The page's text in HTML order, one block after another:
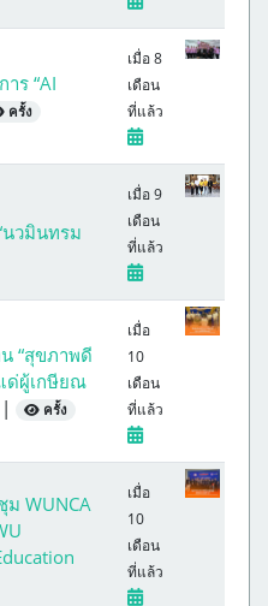
ร “AI
ครั้ง
เมื่อ 8
เดือน
ที่แล้ว
วมินทรม
เมื่อ 9
เดือน
ที่แล้ว
“สุขภาพดี
ด่ผู้เกษียณ
| ครั้ง
เมื่อ
10
เดือน
ที่แล้ว
ม WUNCA
เมื่อ
10
เดือน
ที่แล้ว